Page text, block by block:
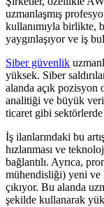
uzmanlaşmış
kullanımıyla birlikte,
yaygınlaşıyor ve iş
Siber güvenlik
yüksek. Siber
alanda açık pozisyon
analitiği ve büyük veri
ticaret gibi
İş ilanlarındaki bu
hızlanması ve
bağlantılı. Ayrıca,
mühendisliği) yeni ve
çıkıyor. Bu alanda
şekilde kullanarak